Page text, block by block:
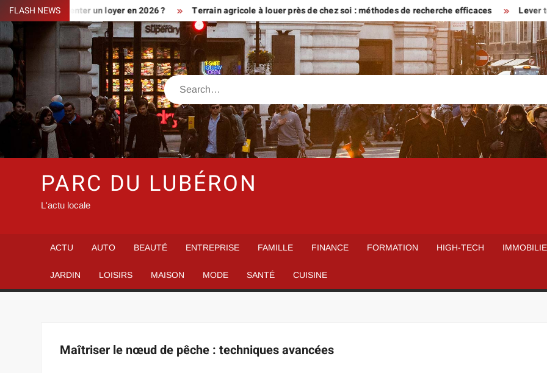
Skip
to
content
FLASH NEWS
augmenter un loyer en 2026 ? Terrain agricole à louer près de chez soi : méthodes de recherche efficaces Lever tôt ou
Search
PARC DU LUBÉRON
L'actu locale
ACTU AUTO BEAUTÉ ENTREPRISE FAMILLE FINANCE FORMATION HIGH-TECH
JARDIN LOISIRS MAISON MODE SANTÉ CUISINE
Maîtriser le nœud de pêche : techniques avancées